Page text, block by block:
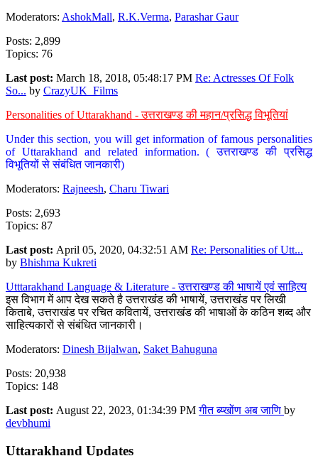
Moderators: AshokMall, R.K.Verma, Parashar Gaur
Posts: 2,899
Topics: 76
Last post: March 18, 2018, 05:48:17 PM Re: Actresses Of Folk
So... by CrazyUK_Films
Personalities of Uttarakhand - उत्तराखण्ड की महान/प्रसिद्ध विभूतियां
Under this section, you will get information of famous personalities
of Uttarakhand and related information. ( उत्तराखण्ड की प्रसिद्ध
विभूतियों से संबंधित जानकारी)
Moderators: Rajneesh, Charu Tiwari
Posts: 2,693
Topics: 87
Last post: April 05, 2020, 04:32:51 AM Re: Personalities of Utt...
by Bhishma Kukreti
Utttarakhand Language & Literature - उत्तराखण्ड की भाषायें एवं साहित्य
इस विभाग में आप देख सकते है उत्तराखंड की भाषायें, उत्तराखंड पर लिखी
किताबे, उत्तराखंड पर रचित कवितायें, उत्तराखंड की भाषाओं के कठिन शब्द और
साहित्यकारों से संबंधित जानकारी।
Moderators: Dinesh Bijalwan, Saket Bahuguna
Posts: 20,938
Topics: 148
Last post: August 22, 2023, 01:34:39 PMगीत ब्य्खोंण अब जाणि by
devbhumi
Uttarakhand Updates